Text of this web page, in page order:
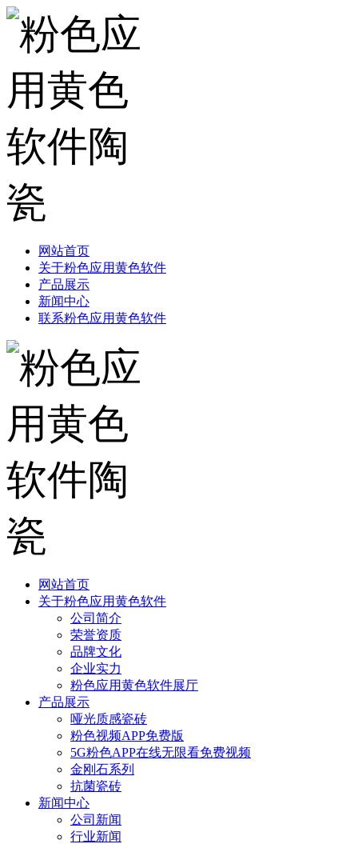
网站首页
关于粉色应用黄色软件
产品展示
新闻中心
联系粉色应用黄色软件
网站首页
关于粉色应用黄色软件
公司简介
荣誉资质
品牌文化
企业实力
粉色应用黄色软件展厅
产品展示
哑光质感瓷砖
粉色视频APP免费版
5G粉色APP在线无限看免费视频
金刚石系列
抗菌瓷砖
新闻中心
公司新闻
行业新闻